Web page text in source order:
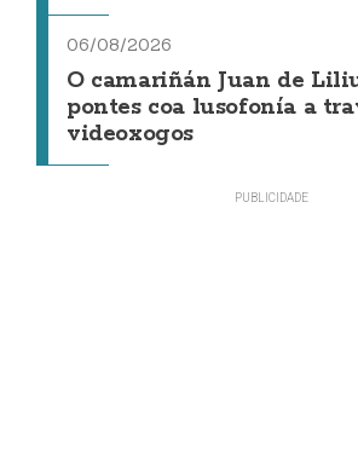
06/08/2026
O camariñán Juan de
pontes coa lusofonía a
videoxogos